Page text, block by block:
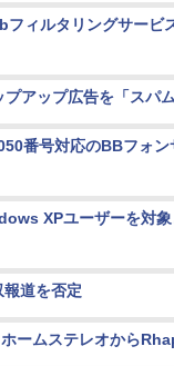
フィルタリングサービ
アップ広告を「スパ
番号対応のBBフォン
XPユーザーを対象
道を否定
ームステレオから